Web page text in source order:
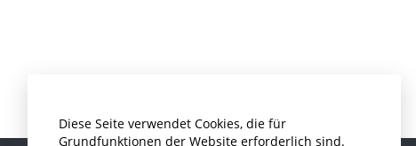
Diese Seite verwendet Cookies, die für
Grundfunktionen der Website erforderlich sind.